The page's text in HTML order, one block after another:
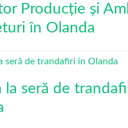
Producție și
în Olanda
la seră de